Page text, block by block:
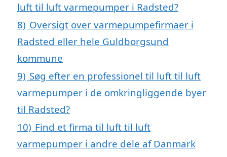
luft til luft varmepumper i Radsted?
8) Oversigt over varmepumpefirmaer i
Radsted eller hele Guldborgsund
kommune
9) Søg efter en professionel til luft til luft
varmepumper i de omkringliggende byer
til Radsted?
10) Find et firma til luft til luft
varmepumper i andre dele af Danmark